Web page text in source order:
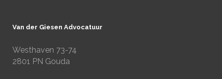
Van der Giesen Advocatuur
Westhaven 73-74
2801 PN Gouda